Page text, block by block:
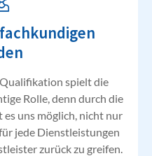
spielt die
Rolle, denn durch die
uns möglich, nicht nur
jede Dienstleistungen
zurück zu greifen.